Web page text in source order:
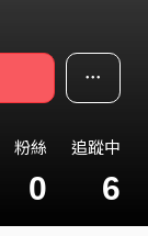
粉絲
0
追蹤中
6